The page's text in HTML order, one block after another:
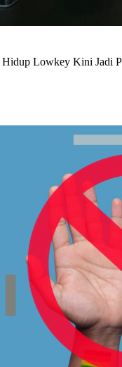
Hidup Lowkey Kini Jadi